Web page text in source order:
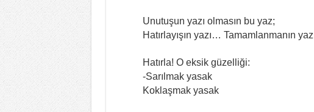
Unutuşun yazı olmasın bu yaz;
Hatırlayışın yazı… Tamamlanmanın
Hatırla! O eksik güzelliği:
-Sarılmak yasak
Koklaşmak yasak